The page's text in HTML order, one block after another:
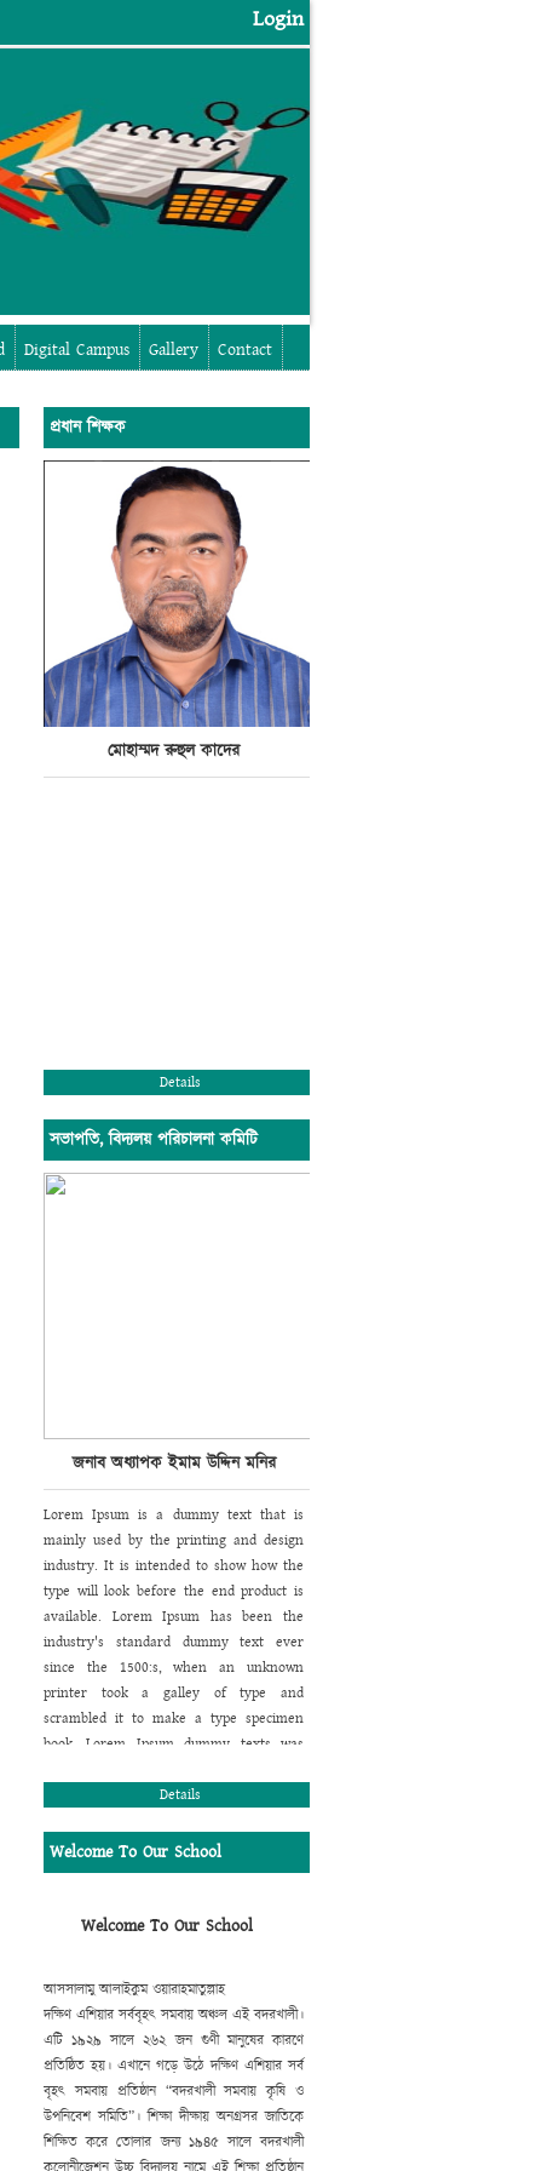
Login
Digital Campus Gallery Contact
প্রধান শিক্ষক
মোহাম্মদ রুহুল কাদের
Details
সভাপতি, বিদ্যলয় পরিচালনা কমিটি
জনাব অধ্যাপক ইমাম উদ্দিন মনির
Lorem Ipsum is a dummy text that is
mainly used by the printing and design
industry. It is intended to show how the
type will look before the end product is
available. Lorem Ipsum has been the
industry's standard dummy text ever
since the 1500:s, when an unknown
printer took a galley of type and
scrambled it to make a type specimen
book. Lorem Ipsum dummy texts was
sheets in different sizes and typefaces
computers came along, Aldus included
lorem ipsum in its PageMaker publishing
designers, content designers, art
daily when using programs such as
Adobe Photoshop, Paint Shop Pro,
Dreamweaver, FrontPage, PageMaker,
FrameMaker, Illustrator, Flash, Indesign
etc.
Lorem Ipsum is a dummy text that is
mainly used by the printing and design
Details
Welcome To Our School
Welcome To Our School
আসসালামু আলাইকুম ওয়ারাহমাতুল্লাহ
দক্ষিণ এশিয়ার সর্ববৃহৎ সমবায় অঞ্চল এই বদরখালী।
এটি ১৯২৯ সালে ২৬২ জন গুণী মানুষের কারণে
প্রতিষ্ঠিত হয়। এখানে গড়ে উঠে দক্ষিণ এশিয়ার সর্ব
বৃহৎ সমবায় প্রতিষ্ঠান “বদরখালী সমবায় কৃষি ও
উপনিবেশ সমিতি”। শিক্ষা দীক্ষায় অনগ্রসর জাতিকে
শিক্ষিত করে তোলার জন্য ১৯৪৫ সালে বদরখালী